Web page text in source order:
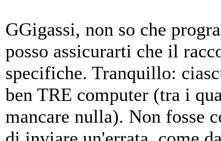
GGigassi, non so che
posso assicurarti che il
specifiche. Tranquillo:
ben TRE computer (tra i
mancare nulla). Non fosse